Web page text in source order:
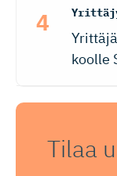
koolle
Tilaa